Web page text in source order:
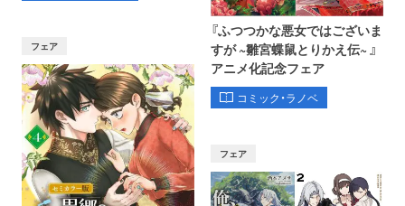
フェア
『ふつつかな悪女ではございま
すが ~雛宮蝶鼠とりかえ伝~ 』
アニメ化記念フェア
コミック・ラノベ
フェア